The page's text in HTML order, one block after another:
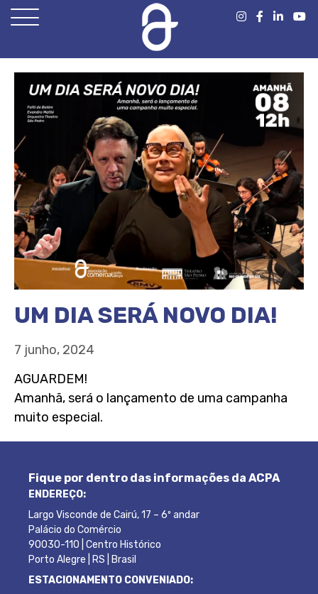
Open
UM DIA SERÁ NOVO DIA!
7 junho, 2024
AGUARDEM!
Amanhã, será o lançamento de uma campanha
muito especial.
Fique por dentro das informações da ACPA
ENDEREÇO:
Largo Visconde de Cairú, 17 – 6º andar
Palácio do Comércio
90030-110 | Centro Histórico
Porto Alegre | RS | Brasil
ESTACIONAMENTO CONVENIADO: